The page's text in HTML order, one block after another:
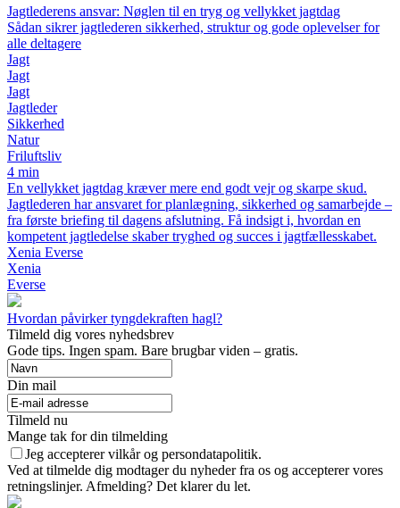
Jagtlederens ansvar: Nøglen til en tryg og vellykket jagtdag
Sådan sikrer jagtlederen sikkerhed, struktur og gode oplevelser for
alle deltagere
Jagt
Jagt
Jagt
Jagtleder
Sikkerhed
Natur
Friluftsliv
4 min
En vellykket jagtdag kræver mere end godt vejr og skarpe skud.
Jagtlederen har ansvaret for planlægning, sikkerhed og samarbejde –
fra første briefing til dagens afslutning. Få indsigt i, hvordan en
kompetent jagtledelse skaber tryghed og succes i jagtfællesskabet.
Xenia Everse
Xenia
Everse
Hvordan påvirker tyngdekraften hagl?
Tilmeld dig vores nyhedsbrev
Gode tips. Ingen spam. Bare brugbar viden – gratis.
Din mail
Tilmeld nu
Mange tak for din tilmelding
Jeg accepterer vilkår og persondatapolitik.
Ved at tilmelde dig modtager du nyheder fra os og accepterer vores
retningslinjer. Afmelding? Det klarer du let.